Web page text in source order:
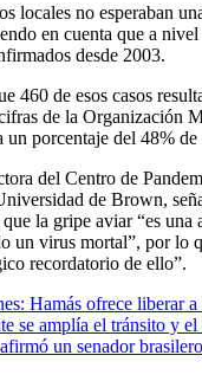
locales no esperaban
en cuenta que a
desde 2003.
460 de esos casos
de la Organización
porcentaje del 48% de
del Centro de
de Brown,
la gripe aviar “es una
un virus mortal”, por lo
recordatorio de ello”.
Hamás ofrece liberar a
se amplía el tránsito y
un senador brasilero